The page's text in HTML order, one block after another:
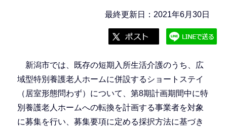
最終更新日：2021年6月30日
新潟市では、既存の短期入所生活介護のうち、広
域型特別養護老人ホームに併設するショートステイ
（居室形態問わず）について、第8期計画期間中に特
別養護老人ホームへの転換を計画する事業者を対象
に募集を行い、募集要項に定める採択方法に基づき